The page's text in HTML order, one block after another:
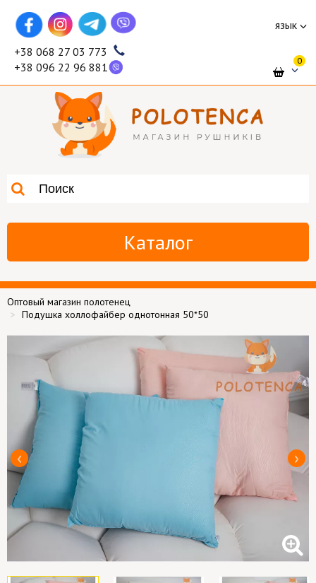
язык
+38 068 27 03 773
+38 096 22 96 881
0
Каталог
Оптовый магазин полотенец
Подушка холлофайбер однотонная 50*50